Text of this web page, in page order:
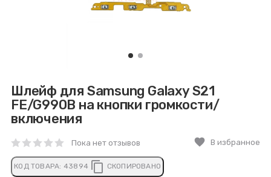
Шлейф для Samsung Galaxy S21
FE/G990B на кнопки громкости/
включения
Пока нет отзывов favorite В избранное
КОД ТОВАРА: 43894 content_copy СКОПИРОВАНО